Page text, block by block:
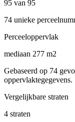
95 van 95
74 unieke
Perceeloppervlak
mediaan 277 m2
Gebaseerd op 74
oppervlaktegegevens.
Vergelijkbare straten
4 straten